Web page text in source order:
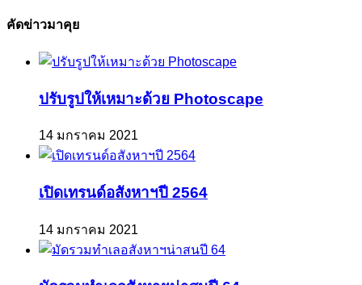
คัดข่าวมาคุย
ปรับรูปให้เหมาะด้วย Photoscape
14 มกราคม 2021
เปิดเทรนด์อสังหาฯปี 2564
14 มกราคม 2021